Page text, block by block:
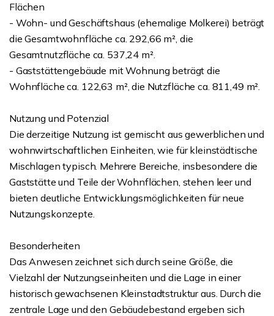
Flächen
- Wohn- und Geschäftshaus (ehemalige Molkerei) beträgt
die Gesamtwohnfläche ca. 292,66 m², die
Gesamtnutzfläche ca. 537,24 m².
- Gaststättengebäude mit Wohnung beträgt die
Wohnfläche ca. 122,63 m², die Nutzfläche ca. 811,49 m².
Nutzung und Potenzial
Die derzeitige Nutzung ist gemischt aus gewerblichen und
wohnwirtschaftlichen Einheiten, wie für kleinstädtische
Mischlagen typisch. Mehrere Bereiche, insbesondere die
Gaststätte und Teile der Wohnflächen, stehen leer und
bieten deutliche Entwicklungsmöglichkeiten für neue
Nutzungskonzepte.
Besonderheiten
Das Anwesen zeichnet sich durch seine Größe, die
Vielzahl der Nutzungseinheiten und die Lage in einer
historisch gewachsenen Kleinstadtstruktur aus. Durch die
zentrale Lage und den Gebäudebestand ergeben sich